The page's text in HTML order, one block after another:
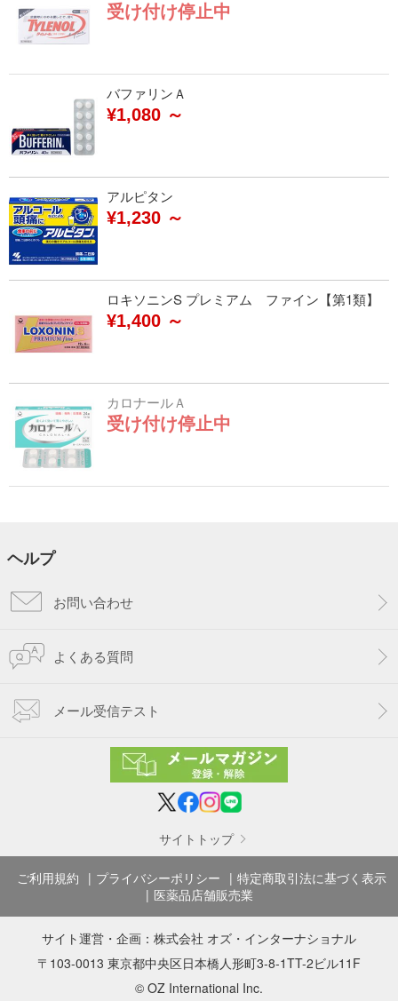
受け付け停止中
バファリンＡ
¥1,080 ～
アルピタン
¥1,230 ～
ロキソニンS プレミアム ファイン【第1類】
¥1,400 ～
カロナールＡ
受け付け停止中
ヘルプ
お問い合わせ
よくある質問
メール受信テスト
サイトトップ
ご利用規約 プライバシーポリシー
特定商取引法に基づく表示
医薬品店舗販売業
サイト運営・企画： 株式会社 オズ・インターナショナル
〒103-0013 東京都中央区日本橋人形町3-8-1TT-2ビル11F
© OZ International Inc.